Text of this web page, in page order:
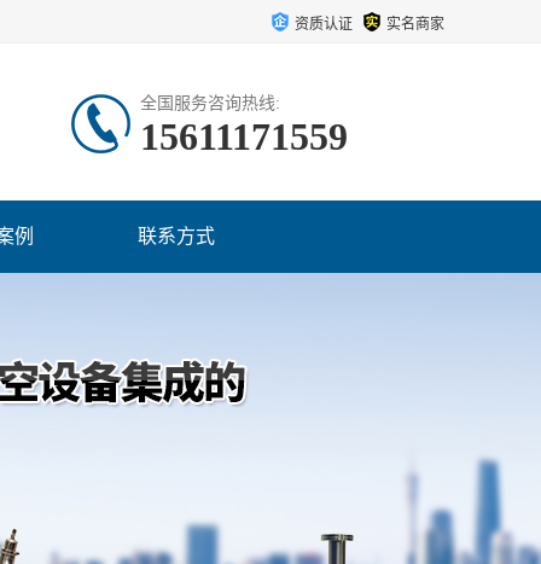
资质认证 实名商家
全国服务咨询热线:
15611171559
例 联系方式